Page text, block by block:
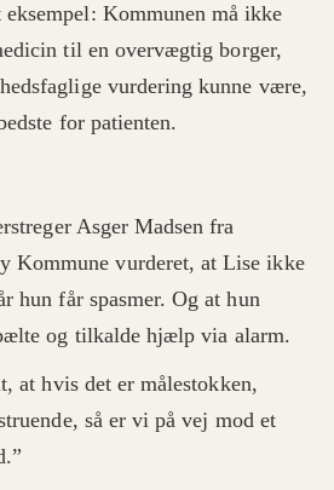
Kommunen må ikke
til en overvægtig borger,
vurdering kunne være,
for patienten.
Asger Madsen fra
Kommune vurderet, at Lise ikke
hun får spasmer. Og at hun
og tilkalde hjælp via alarm.
at hvis det er målestokken,
så er vi på vej mod et